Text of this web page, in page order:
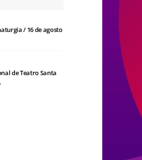
/ 16 de agosto
de Teatro Santa